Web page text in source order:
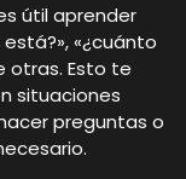
útil aprender
«¿cuánto
otras. Esto te
situaciones
preguntas o